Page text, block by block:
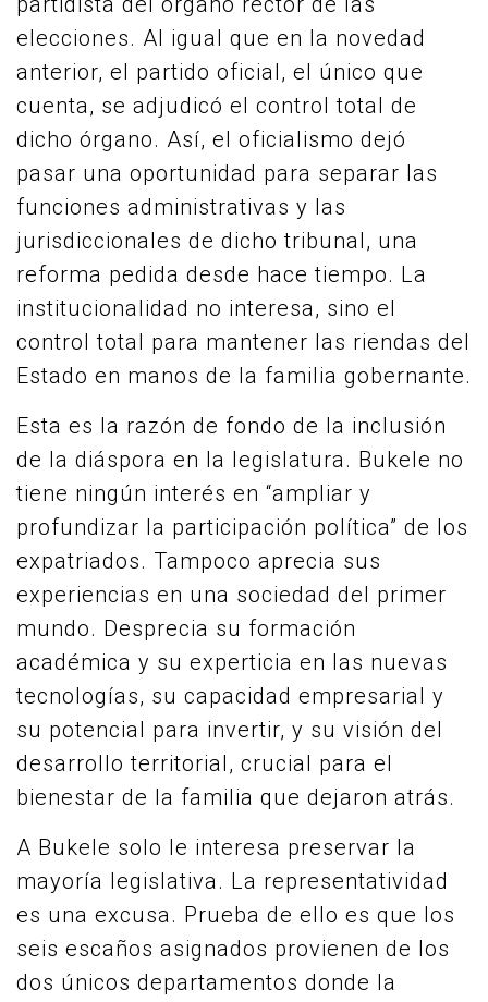
elecciones. Al igual que en la novedad
anterior, el partido oficial, el único que
cuenta, se adjudicó el control total de
dicho órgano. Así, el oficialismo dejó
pasar una oportunidad para separar las
funciones administrativas y las
jurisdiccionales de dicho tribunal, una
reforma pedida desde hace tiempo. La
institucionalidad no interesa, sino el
control total para mantener las riendas del
Estado en manos de la familia gobernante.
Esta es la razón de fondo de la inclusión
de la diáspora en la legislatura. Bukele no
tiene ningún interés en “ampliar y
profundizar la participación política” de los
expatriados. Tampoco aprecia sus
experiencias en una sociedad del primer
mundo. Desprecia su formación
académica y su experticia en las nuevas
tecnologías, su capacidad empresarial y
su potencial para invertir, y su visión del
desarrollo territorial, crucial para el
bienestar de la familia que dejaron atrás.
A Bukele solo le interesa preservar la
mayoría legislativa. La representatividad
es una excusa. Prueba de ello es que los
seis escaños asignados provienen de los
dos únicos departamentos donde la